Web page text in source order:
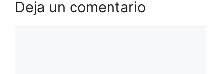
Deja un comentario